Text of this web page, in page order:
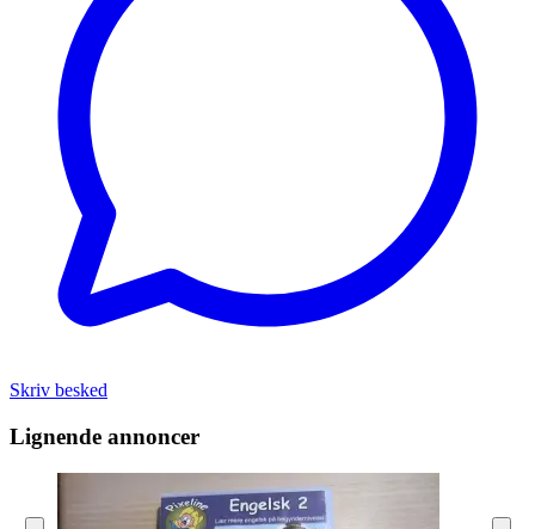
Skriv besked
Lignende annoncer